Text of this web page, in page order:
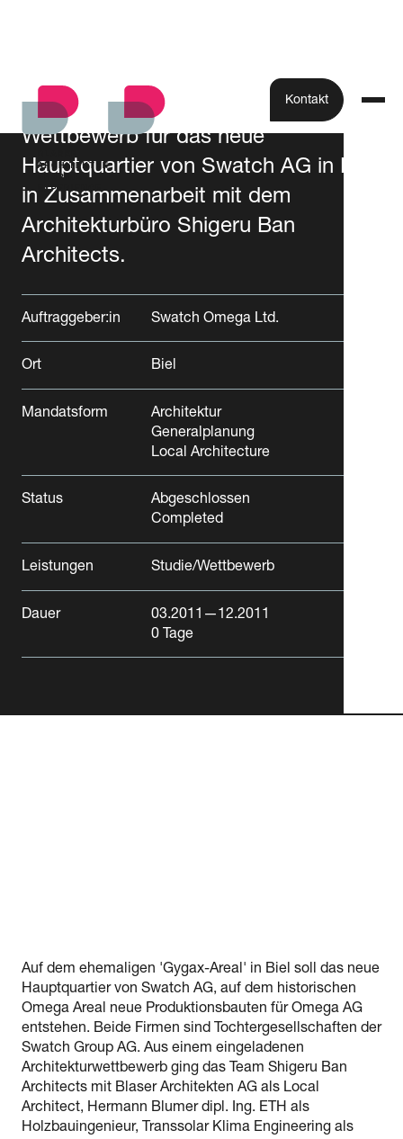
Kontakt
Swatch Omega SO51
Industrie/GewerbeFreizeit/Kultur
Alle Projekte
Wettbewerb für das neue
Hauptquartier von Swatch AG in Biel
in Zusammenarbeit mit dem
Architekturbüro Shigeru Ban
Architects.
Auftraggeber:in Swatch Omega Ltd.
Ort Biel
Mandatsform
Architektur
Generalplanung
Local Architecture
Status
Abgeschlossen
Completed
Leistungen Studie/Wettbewerb
Dauer 03.2011 —12.2011
0 Tage
Auf dem ehemaligen 'Gygax-Areal' in Biel soll das neue
Hauptquartier von Swatch AG, auf dem historischen
Omega Areal neue Produktionsbauten für Omega AG
entstehen. Beide Firmen sind Tochtergesellschaften der
Swatch Group AG. Aus einem eingeladenen
Architekturwettbewerb ging das Team Shigeru Ban
Architects mit Blaser Architekten AG als Local
Architect, Hermann Blumer dipl. Ing. ETH als
Holzbauingenieur, Transsolar Klima Engineering als